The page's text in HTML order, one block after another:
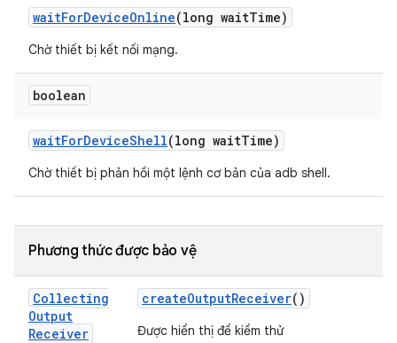
waitForDeviceOnline(long waitTime)
Chờ thiết bị kết nối mạng.
boolean
waitForDeviceShell(long waitTime)
Chờ thiết bị phản hồi một lệnh cơ bản của adb shell.
Phương thức được bảo vệ
Collecting
Output
Receiver
createOutputReceiver()
Được hiển thị để kiểm thử